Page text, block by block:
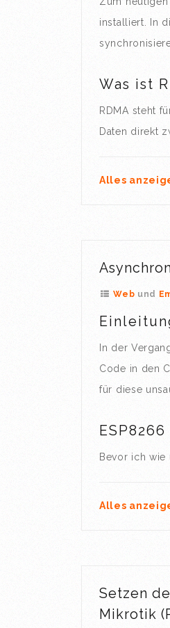
installiert. In
Was ist
RDMA steht
Daten direkt
Alles
Web
In der
Code in den
für diese
Bevor ich wie
Alles
Setzen
Mikrotik